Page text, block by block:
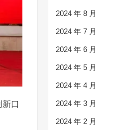
口
2024 年 8 月
2024 年 7 月
2024 年 6 月
2024 年 5 月
2024 年 4 月
2024 年 3 月
2024 年 2 月